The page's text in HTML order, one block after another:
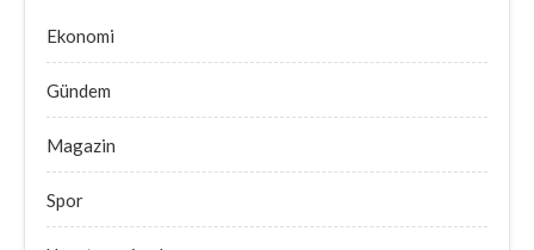
Ekonomi
Gündem
Magazin
Spor